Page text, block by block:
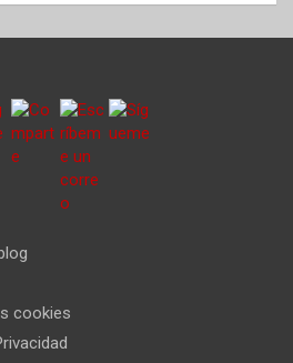
cookies